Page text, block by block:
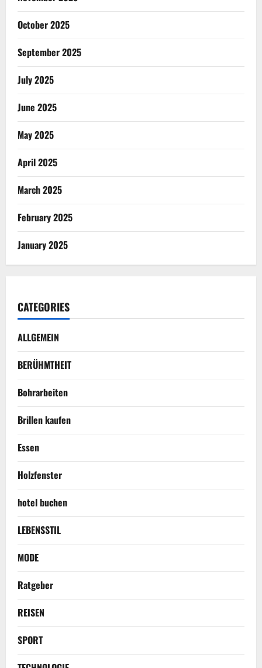
October 2025
September 2025
July 2025
June 2025
May 2025
April 2025
March 2025
February 2025
January 2025
CATEGORIES
ALLGEMEIN
BERÜHMTHEIT
Bohrarbeiten
Brillen kaufen
Essen
Holzfenster
hotel buchen
LEBENSSTIL
MODE
Ratgeber
REISEN
SPORT